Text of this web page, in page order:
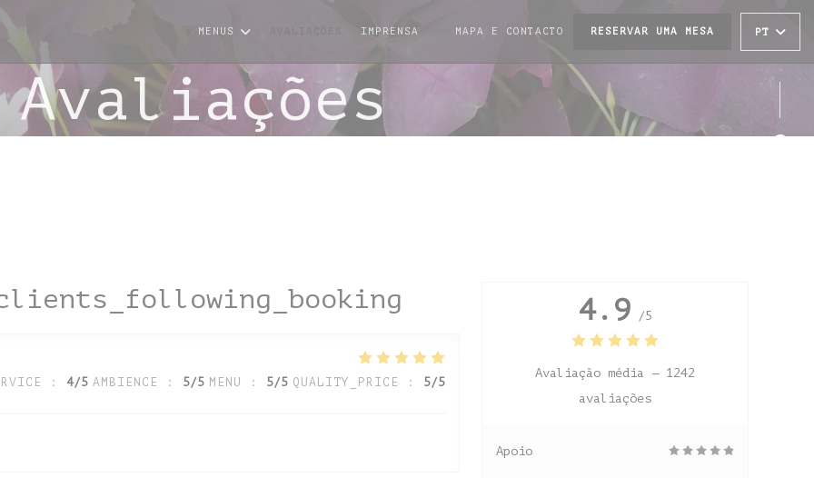
MENUS IMPRENSA MAPA E CONTACTO RESERVAR UMA MESA PT
Avaliações
: 4/5 AMBIENCE : 5/5 MENU : 5/5 QUALITY_PRICE : 5/5
4.9 /5
Avaliação média — 1242
avaliações
Apoio